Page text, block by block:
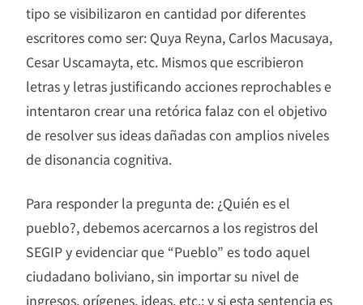
tipo se visibilizaron en cantidad por diferentes
escritores como ser: Quya Reyna, Carlos Macusaya,
Cesar Uscamayta, etc. Mismos que escribieron
letras y letras justificando acciones reprochables e
intentaron crear una retórica falaz con el objetivo
de resolver sus ideas dañadas con amplios niveles
de disonancia cognitiva.
Para responder la pregunta de: ¿Quién es el
pueblo?, debemos acercarnos a los registros del
SEGIP y evidenciar que “Pueblo” es todo aquel
ciudadano boliviano, sin importar su nivel de
ingresos, orígenes, ideas, etc.; y si esta sentencia es